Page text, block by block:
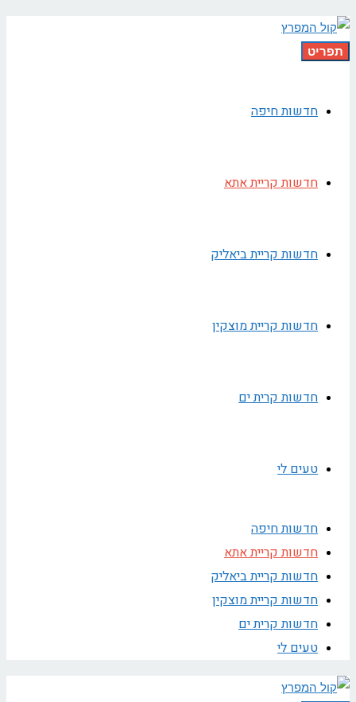
תפריט
חדשות חיפה
חדשות קריית אתא
חדשות קריית ביאליק
חדשות קריית מוצקין
חדשות קרית ים
טעים לי
חדשות חיפה
חדשות קריית אתא
חדשות קריית ביאליק
חדשות קריית מוצקין
חדשות קרית ים
טעים לי